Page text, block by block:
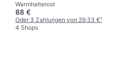
Prestige PRO 665
Warmhalterost
88 €
Oder 3 Zahlungen von 29,33 €¹
4 Shops